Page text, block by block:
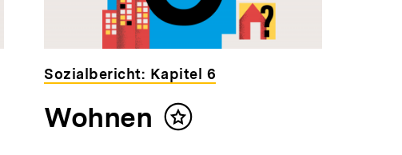
Sozialbericht: Kapitel 6
Wohnen
Inhalt